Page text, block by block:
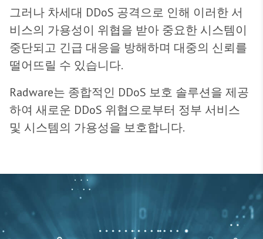
그러나 차세대 DDoS 공격으로 인해 이러한 서
비스의 가용성이 위협을 받아 중요한 시스템이
중단되고 긴급 대응을 방해하며 대중의 신뢰를
떨어뜨릴 수 있습니다.
Radware는 종합적인 DDoS 보호 솔루션을 제공
하여 새로운 DDoS 위협으로부터 정부 서비스
및 시스템의 가용성을 보호합니다.